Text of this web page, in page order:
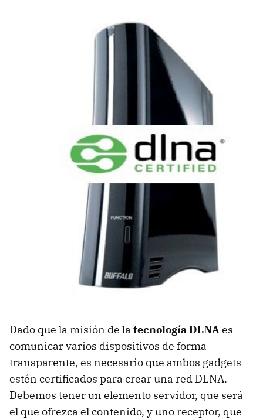
Dado que la misión de la tecnología DLNAes
comunicar varios dispositivos de forma
transparente, es necesario que ambos gadgets
estén certificados para crear una red DLNA.
Debemos tener un elemento servidor, que será
el que ofrezca el contenido, y uno receptor, que